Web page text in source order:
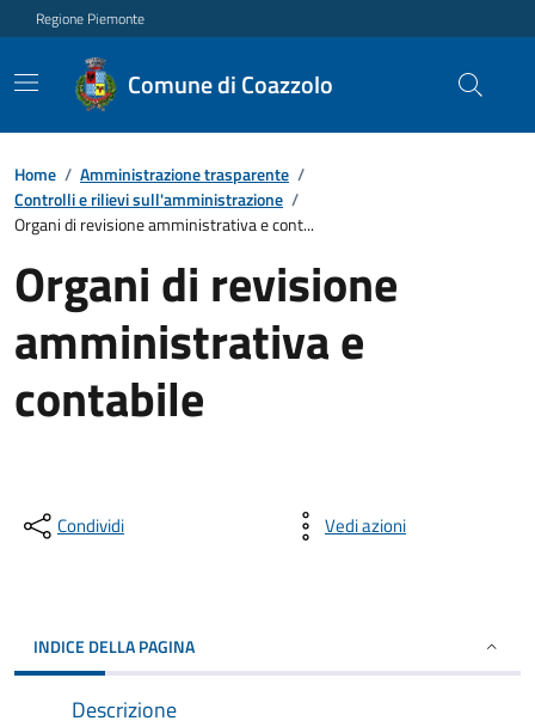
Regione Piemonte
Comune di Coazzolo
Home / Amministrazione trasparente /
Controlli e rilievi sull'amministrazione /
Organi di revisione amministrativa e cont...
Organi di revisione
amministrativa e
contabile
Condividi Vedi azioni
INDICE DELLA PAGINA
Descrizione